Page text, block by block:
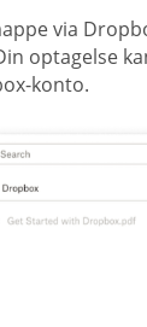
via
optagelse
konto.